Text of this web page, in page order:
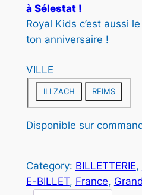
e
r
i
à Sélestat !
Royal Kids c’est aussi
ton anniversaire !
VILLE
ILLZACH REIMS
Disponible sur
Category: BILLETTERIE,
E-BILLET, France,